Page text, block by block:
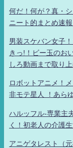
何だ！何が？真・
ニート的まとめ速
男装スケバン女子
きっ!！ビー玉のお
しろ動画まで取り
ロボットアニメ！
非モテ星人 ！あら
ハルッフル-専業主
く！初老人の介護
アニゲタレスト（